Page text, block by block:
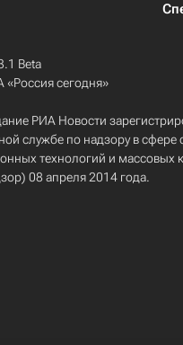
Beta
сегодня»
РИА Новости
службе по надзору в сфере
технологий и массовых
08 апреля 2014 года.